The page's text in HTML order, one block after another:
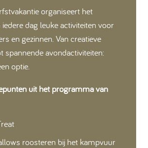
organiseert het
dag leuke activiteiten voor
en gezinnen. Van creatieve
spannende avondactiviteiten:
optie.
uit het programma van
roosteren bij het kampvuur